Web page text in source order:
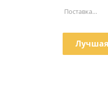
Поставка